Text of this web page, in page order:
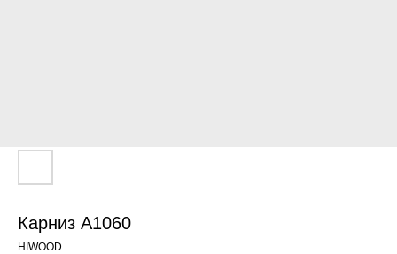
Карниз A1060
HIWOOD